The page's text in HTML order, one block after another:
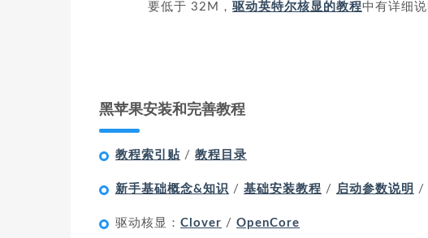
要低于 32M， 驱动英特尔核显的教程中有详细说
黑苹果安装和完善教程
教程索引贴 / 教程目录
新手基础概念&知识 / 基础安装教程 / 启动参数说明 /
驱动核显： Clover / OpenCore